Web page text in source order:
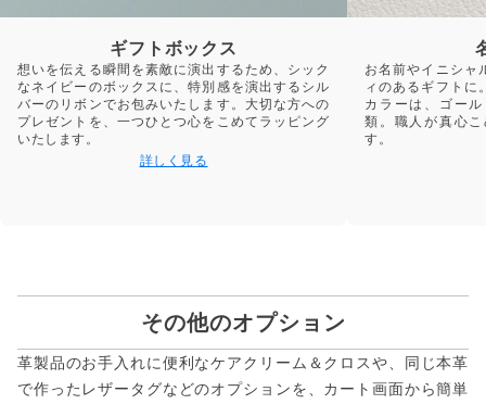
ギフトボックス
想いを伝える瞬間を素敵に演出するため、シック
なネイビーのボックスに、特別感を演出するシル
バーのリボンでお包みいたします。大切な方への
プレゼントを、一つひとつ心をこめてラッピング
いたします。
詳しく見る
お名前やイニシャ
ィのあるギフトに
カラーは、ゴー
類。職人が真心
す。
その他のオプション
革製品のお手入れに便利なケアクリーム＆クロスや、同じ本革
で作ったレザータグなどのオプションを、カート画面から簡単